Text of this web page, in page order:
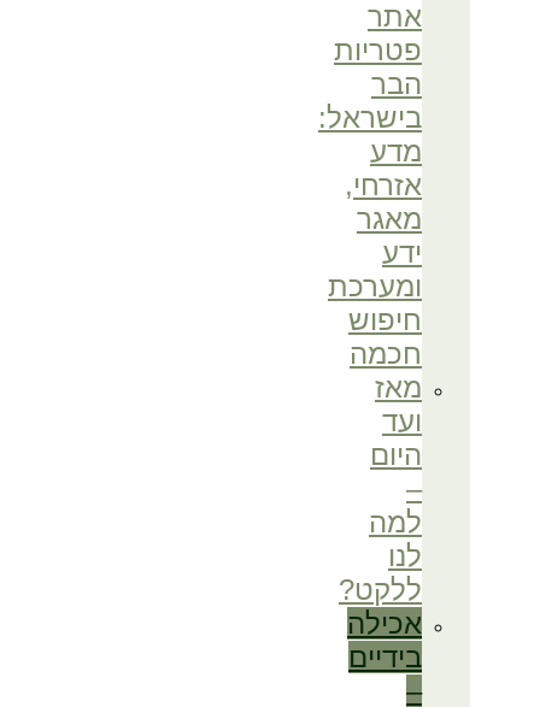
אתר
פטריות
הבר
בישראל:
מדע
אזרחי,
מאגר
ידע
ומערכת
חיפוש
חכמה
מאז
ועד
היום
–
למה
לנו
ללקט?
אכילה
בידיים
–